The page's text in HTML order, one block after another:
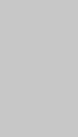
015